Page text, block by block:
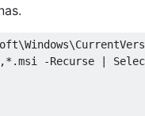
-Recurse |